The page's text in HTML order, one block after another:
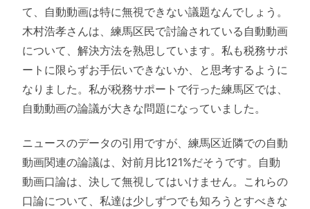
て、自動動画は特に無視できない議題なんでしょう。
木村浩孝さんは、練馬区民で討論されている自動動画
について、解決方法を熟思しています。私も税務サポ
ートに限らずお手伝いできないか、と思考するように
なりました。私が税務サポートで行った練馬区では、
自動動画の論議が大きな問題になっていました。
ニュースのデータの引用ですが、練馬区近隣での自動
動画関連の論議は、対前月比121%だそうです。自動
動画口論は、決して無視してはいけません。これらの
口論について、私達は少しずつでも知ろうとすべきな